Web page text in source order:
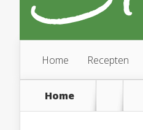
Home Recepten
Home